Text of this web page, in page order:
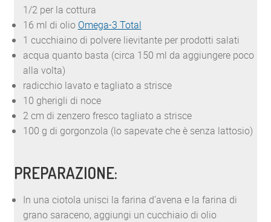
1/2 per la cottura
16 ml di olio Omega-3 Total
1 cucchiaino di polvere lievitante per prodotti salati
acqua quanto basta (circa 150 ml da aggiungere poco
alla volta)
radicchio lavato e tagliato a strisce
10 gherigli di noce
2 cm di zenzero fresco tagliato a strisce
100 g di gorgonzola (lo sapevate che è senza lattosio)
PREPARAZIONE:
In una ciotola unisci la farina d’avena e la farina di
grano saraceno, aggiungi un cucchiaio di olio